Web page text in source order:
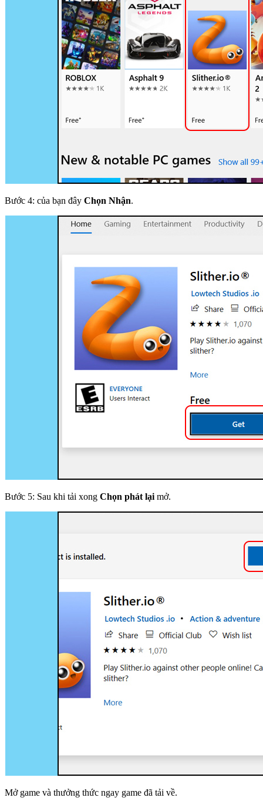
Bước 4: của bạn đây Chọn Nhận.
Bước 5: Sau khi tải xong Chọn phát lại mở.
Mở game và thưởng thức ngay game đã tải về.